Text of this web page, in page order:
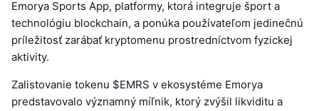
Emorya Sports App, platformy, ktorá integruje šport a
technológiu blockchain, a ponúka používateľom jedinečnú
príležitosť zarábať kryptomenu prostredníctvom fyzickej
aktivity.
Zalistovanie tokenu $EMRS v ekosystéme Emorya
predstavovalo významný míľnik, ktorý zvýšil likviditu a